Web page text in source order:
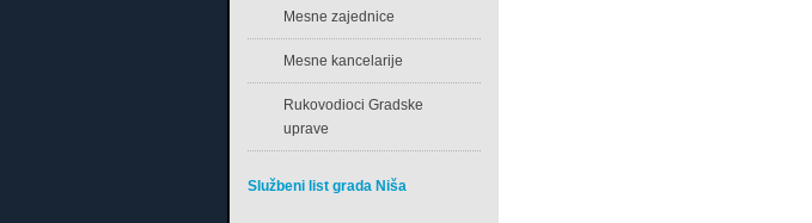
Mesne zajednice
Mesne kancelarije
Rukovodioci Gradske
uprave
Službeni list grada Niša